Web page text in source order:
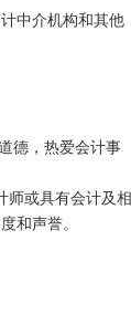
中介机构和其他
德，热爱会计事
或具有会计及相
和声誉。